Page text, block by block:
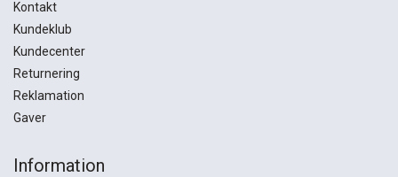
Kontakt
Kundeklub
Kundecenter
Returnering
Reklamation
Gaver
Information